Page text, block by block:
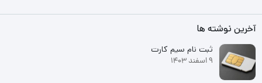
آخرین نوشته ها
ثبت نام سیم کارت
9 اسفند 1403